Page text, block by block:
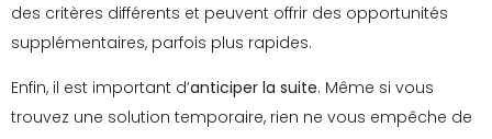
des critères différents et peuvent offrir des opportunités
supplémentaires, parfois plus rapides.
Enfin, il est important d’anticiper la suite. Même si vous
trouvez une solution temporaire, rien ne vous empêche de